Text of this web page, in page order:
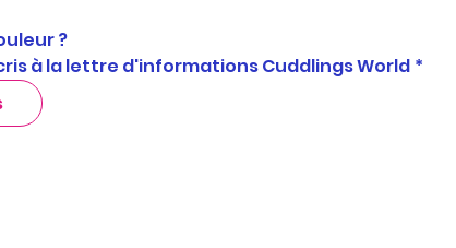
?
à la lettre d'informations Cuddlings World *